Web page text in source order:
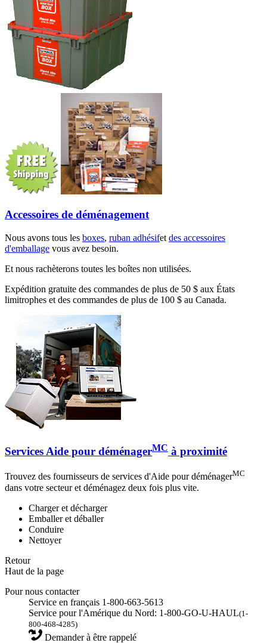
Accessoires de déménagement
Nous avons tous les boxes, ruban adhésifet des accessoires
d'emballage vous avez besoin.
Et nous rachèterons toutes les boîtes non utilisées.
Expédition gratuite des commandes de plus de 50 $ aux États
limitrophes et des commandes de plus de 100 $ au Canada.
Services Aide pour déménagerMC à proximité
Trouvez des fournisseurs de services d'Aide pour déménagerMC
dans votre secteur et déménagez deux fois plus vite.
Charger et décharger
Emballer et déballer
Conduire
Nettoyer
Retour
Haut de la page
Pour nous contacter
Service en français 1-800-663-5613
Service pour l'Amérique du Nord: 1-800-GO-U-HAUL(1-
800-468-4285)
Demander à être rappelé